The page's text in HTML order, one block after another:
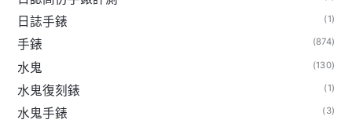
日誌手錶 (1)
手錶 (874)
水鬼 (130)
水鬼復刻錶 (1)
水鬼手錶 (3)